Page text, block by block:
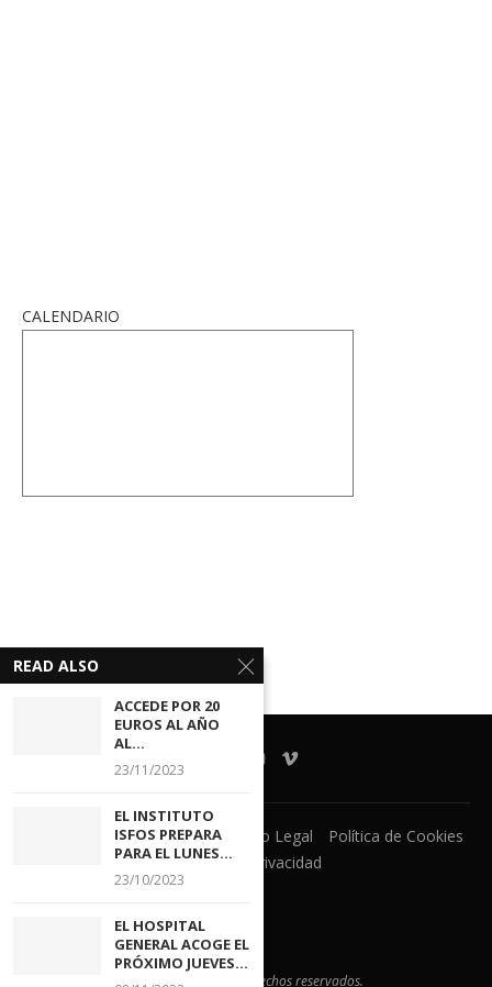
CALENDARIO
Ventanilla Unica CECOVA Aviso Legal
Política de Cookies
Política de Privacidad
@2021 - Todos los derechos reservados.
READ ALSO
ACCEDE POR 20
EUROS AL AÑO
AL...
23/11/2023
EL INSTITUTO
ISFOS PREPARA
PARA EL LUNES...
23/10/2023
EL HOSPITAL
GENERAL ACOGE EL
PRÓXIMO JUEVES...